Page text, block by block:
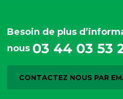
Besoin de plus
nous 03 44 03 53
CONTACTEZ NOUS PAR